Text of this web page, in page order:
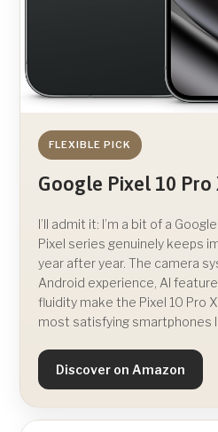
FLEXIBLE PICK
Google Pixel 10 Pro
I’ll admit it: I’m a bit of a
Pixel series genuinely keeps
year after year. The camera
Android experience, AI
fluidity make the Pixel 10 Pro
most satisfying smartphones
Discover on Amazon